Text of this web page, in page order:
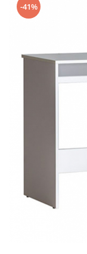
Fotolii
Mese sufragerie/
Rafturi/ etajere carti
Suporturi si tavi
Chiuvete bucatarie
-41%